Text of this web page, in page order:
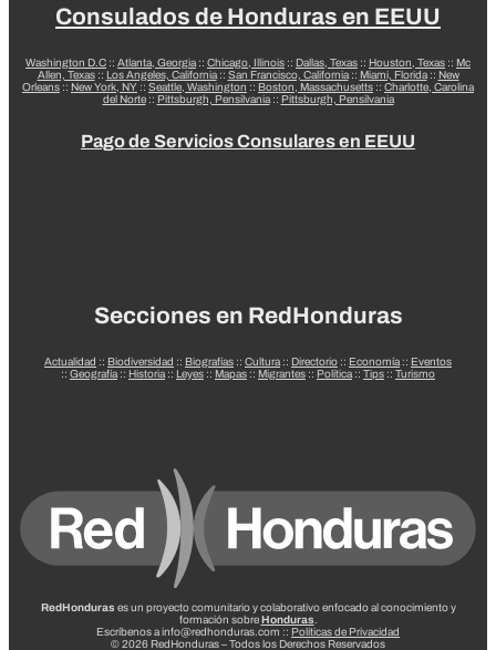
Consulados de Honduras en EEUU
Washington D.C :: Atlanta, Georgia :: Chicago, Illinois :: Dallas, Texas :: Houston, Texas :: Mc
Allen, Texas:: Los Angeles, California:: San Francisco, California:: Miami, Florida:: New
Orleans :: New York, NY :: Seattle, Washington :: Boston, Massachusetts :: Charlotte, Carolina
del Norte:: Pittsburgh, Pensilvania:: Pittsburgh, Pensilvania
Pago de Servicios Consulares en EEUU
Secciones en RedHonduras
Actualidad :: Biodiversidad :: Biografías :: Cultura:: Directorio :: Economía:: Eventos
:: Geografía:: Historia:: Leyes :: Mapas :: Migrantes :: Política:: Tips :: Turismo
RedHonduras es un proyecto comunitario y colaborativo enfocado al conocimiento y
formación sobreHonduras
Escríbenos a info@redhonduras.com :: Políticas de Privacidad
© 2026 RedHonduras – Todos los Derechos Reservados